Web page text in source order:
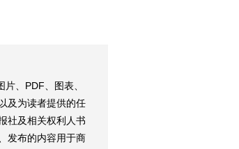
、PDF、图表、
及为读者提供的任
社及相关权利人书
发布的内容用于商